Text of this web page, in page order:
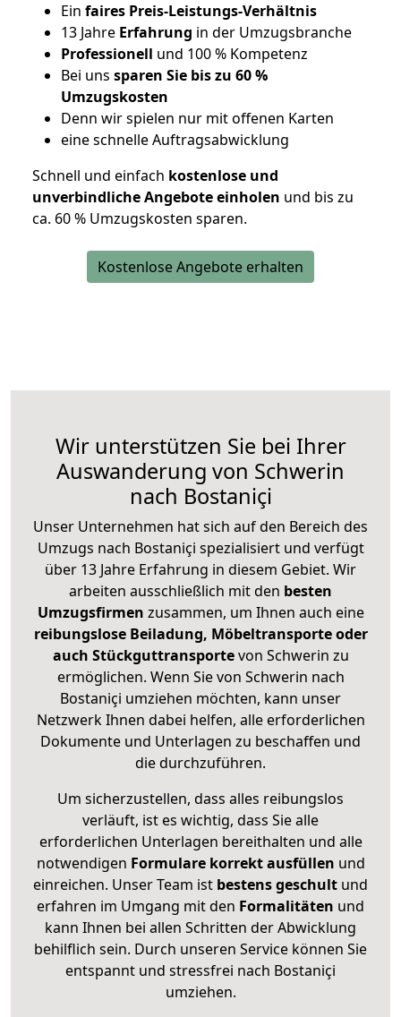
Ein faires Preis-Leistungs-Verhältnis
13 Jahre Erfahrung in der Umzugsbranche
Professionell und 100 % Kompetenz
Bei uns sparen Sie bis zu 60 %
Umzugskosten
Denn wir spielen nur mit offenen Karten
eine schnelle Auftragsabwicklung
Schnell und einfach kostenlose und
unverbindliche Angebote einholen und bis zu
ca. 60 % Umzugskosten sparen.
Kostenlose Angebote erhalten
Wir unterstützen Sie bei Ihrer
Auswanderung von Schwerin
nach Bostaniçi
Unser Unternehmen hat sich auf den Bereich des
Umzugs nach Bostaniçi spezialisiert und verfügt
über 13 Jahre Erfahrung in diesem Gebiet. Wir
arbeiten ausschließlich mit den besten
Umzugsfirmen zusammen, um Ihnen auch eine
reibungslose Beiladung, Möbeltransporte oder
auch Stückguttransportevon Schwerin zu
ermöglichen. Wenn Sie von Schwerin nach
Bostaniçi umziehen möchten, kann unser
Netzwerk Ihnen dabei helfen, alle erforderlichen
Dokumente und Unterlagen zu beschaffen und
die durchzuführen.
Um sicherzustellen, dass alles reibungslos
verläuft, ist es wichtig, dass Sie alle
erforderlichen Unterlagen bereithalten und alle
notwendigen Formulare korrekt ausfüllen und
einreichen. Unser Team ist bestens geschult und
erfahren im Umgang mit den Formalitäten und
kann Ihnen bei allen Schritten der Abwicklung
behilflich sein. Durch unseren Service können Sie
entspannt und stressfrei nach Bostaniçi
umziehen.